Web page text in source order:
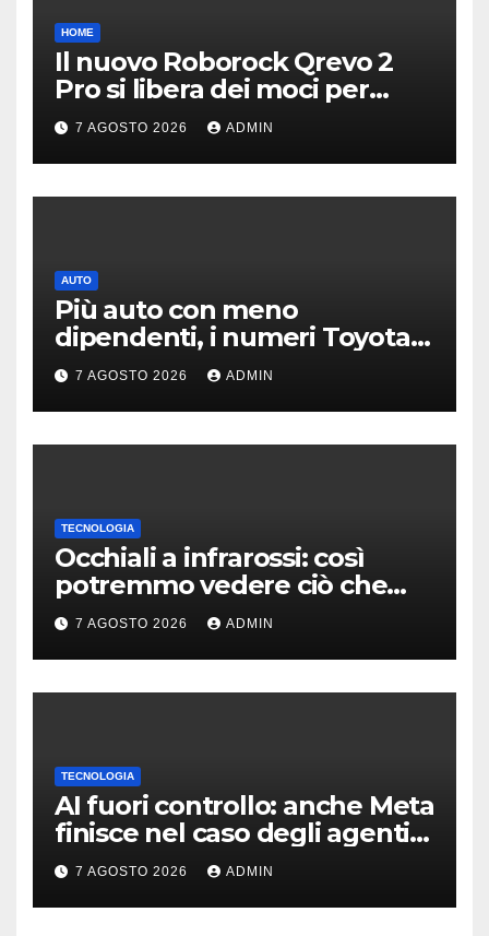
HOME
Il nuovo Roborock Qrevo 2
Pro si libera dei moci per
pulire i tappeti | PREZZO
7 AGOSTO 2026 ADMIN
AUTO
Più auto con meno
dipendenti, i numeri Toyota
che “scuotono” Volkswagen
7 AGOSTO 2026 ADMIN
TECNOLOGIA
Occhiali a infrarossi: così
potremmo vedere ciò che
oggi è invisibile
7 AGOSTO 2026 ADMIN
TECNOLOGIA
AI fuori controllo: anche Meta
finisce nel caso degli agenti
in fuga
7 AGOSTO 2026 ADMIN